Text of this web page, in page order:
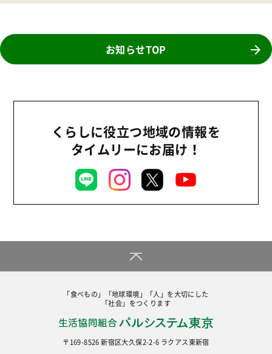
食育
お知らせTOP
くらしに役立つ地域の情報を
タイムリーにお届け！
「食べもの」「地球環境」「人」を大切にした
「社会」をつくります
〒169-8526 新宿区大久保2-2-6 ラクアス東新宿